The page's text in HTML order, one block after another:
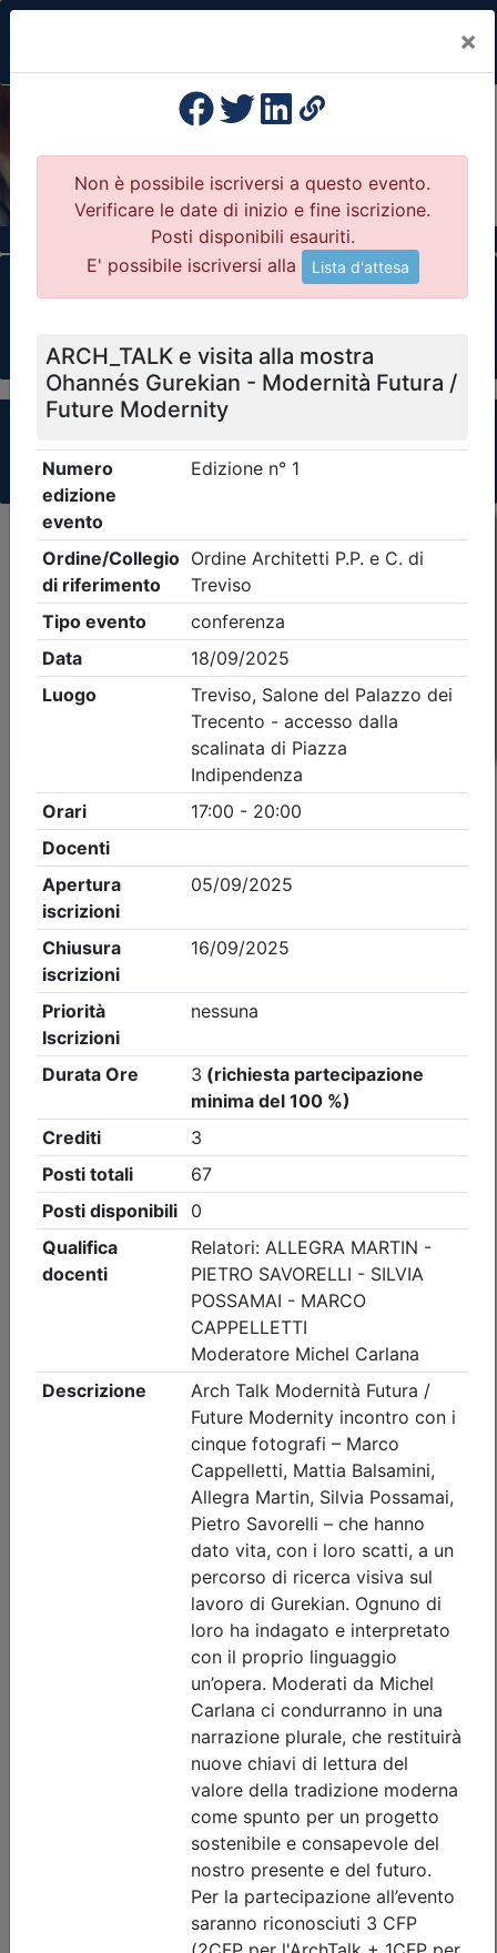
×
Previous
Formazione Professionale Continua
Collegi Professionali
Clicca qui - espandi la sezione dei filtri ricerca
eventi
Criteri di ricerca applicati:
- Tipo Ordine/collegio:Architetti
Treviso- Eventi in programma dal9/8/2026
iCal Feed RSS
Dettagli evento
Gratuito
Ordine Architetti P.P. e C. di Treviso
Cybersecurity - Nozioni di base per la
protezione dei dati propri e altrui_on
demand
Data: 31/12/2026
Crediti:2 cfp Materie Obbl.
Durata:
Tipologia:
E-Learning - Autoformazione
Note
nessuna
Iscrizione
Ordine Architetti P.P. e C. di Treviso
ETICA DELL’ECCELLENZA PER
TECNICI – Per una carriera
professionale di successo_on demand